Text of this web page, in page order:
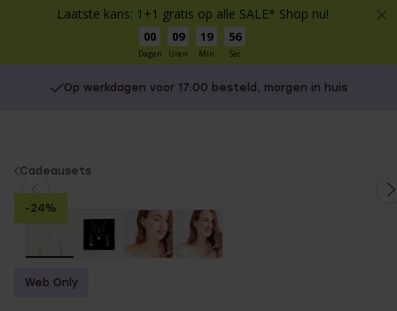
Laatste kans: 1+1 gratis op alle SALE* Shop nu!
00
Dagen
09
Uren
19
Min
56
Sec
Op werkdagen voor 17:00 besteld, morgen in huis
You
are
here:
Cadeausets
-24%
Web Only